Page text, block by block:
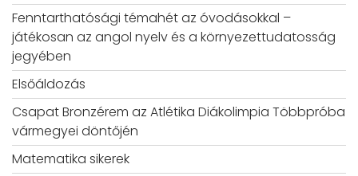
Fenntarthatósági témahét az óvodásokkal –
játékosan az angol nyelv és a környezettudatosság
jegyében
Elsőáldozás
Csapat Bronzérem az Atlétika Diákolimpia Többpróba
vármegyei döntőjén
Matematika sikerek